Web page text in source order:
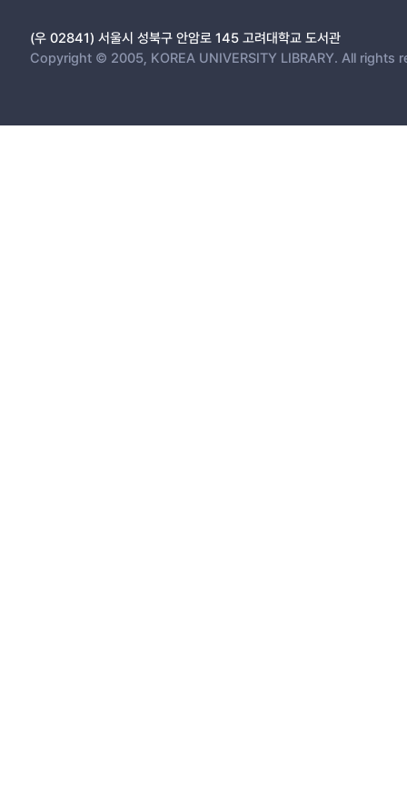
(우 02841) 서울시 성북구 안암로 145 고려대학교 도서관
Copyright © 2005, KOREA UNIVERSITY LIBRARY. All rights